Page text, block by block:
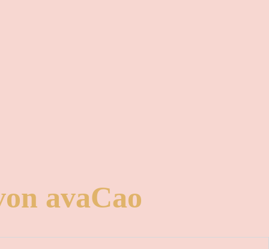
avaCao